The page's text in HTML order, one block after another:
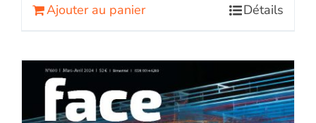
Ajouter au panier Détails